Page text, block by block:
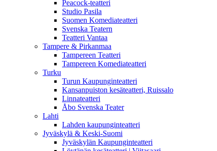
Peacock-teatteri
Studio Pasila
Suomen Komediateatteri
Svenska Teatern
Teatteri Vantaa
Tampere & Pirkanmaa
Tampereen Teatteri
Tampereen Komediateatteri
Turku
Turun Kaupunginteatteri
Kansanpuiston kesäteatteri, Ruissalo
Linnateatteri
Åbo Svenska Teater
Lahti
Lahden kaupunginteatteri
Jyväskylä & Keski-Suomi
Jyväskylän Kaupunginteatteri